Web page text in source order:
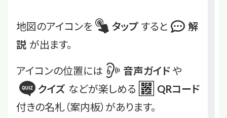
地図のアイコンを タップ すると
解
説 が出ます。
アイコンの位置には 音声ガイド や
クイズ などが楽しめる
QRコード
付きの名札（案内板）があります。